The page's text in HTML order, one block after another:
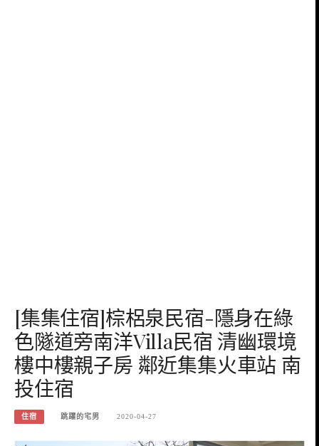
[集集住宿]棕梠泉民宿-隱身在綠
色隧道旁南洋Villa民宿 清幽環境
樓中樓親子房 鄰近集集火車站 南
投住宿
住宿 跳躍的宅男 2020-04-27